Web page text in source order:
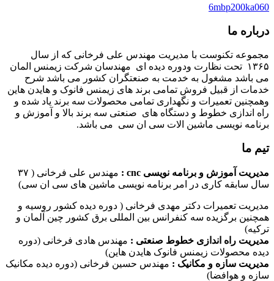
6mbp200ka060
درباره ما
مجموعه تکنوست با مدیریت مهندس علی فرخانی که از سال
۱۳۶۵ تحت نظارت ودوره دیده ای مهندسان شرکت زیمنس المان
می باشد مشغول به خدمت به صنعتگران کشور می باشد شرح
خدمات از قبیل فروش تمامی برند های زیمنس فانوک و هایدن هاین
وهمچنین تعمیرات و نگهداری تمامی محصولات سه برند یاد شده و
راه اندازی خطوط و دستگاه های صنعتی سه برند بالا و آموزش و
برنامه نویسی ماشین الات سی ان سی می باشد.
تیم ما
مدیریت آموزش و برنامه نویسی cnc :
مهندس علی فرخانی ( ۳۷
سال سابقه کاری در امر برنامه نویسی ماشین های سی ان سی)
مدیریت تعمیرات دکتر مهدی فرخانی ( دوره دیده کشور روسیه و
همچنین برگزیده سه کنفرانس بین المللی برق کشور چین آلمان و
ترکیه)
مدیریت راه اندازی خطوط صنعتی : مهندس هادی فرخانی (دوره
دیده محصولات زیمنس فانوک هایدن هاین)
مدیریت سازه و مکانیک : مهندس حسین فرخانی (دوره دیده مکانیک
سازه و هوافضا)